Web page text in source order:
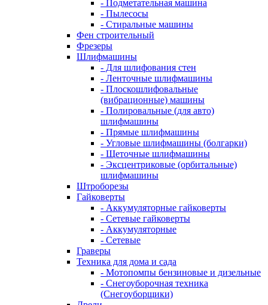
- Подметательная машина
- Пылесосы
- Стиральные машины
Фен строительный
Фрезеры
Шлифмашины
- Для шлифования стен
- Ленточные шлифмашины
- Плоскошлифовальные
(вибрационные) машины
- Полировальные (для авто)
шлифмашины
- Прямые шлифмашины
- Угловые шлифмашины (болгарки)
- Щеточные шлифмашины
- Эксцентриковые (орбитальные)
шлифмашины
Штроборезы
Гайковерты
- Аккумуляторные гайковерты
- Сетевые гайковерты
- Аккумуляторные
- Сетевые
Граверы
Техника для дома и сада
- Мотопомпы бензиновые и дизельные
- Снегоуборочная техника
(Снегоуборщики)